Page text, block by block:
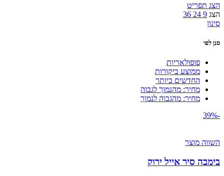
הצג תפריט
הצג 9
24
36
סינון
סנן לפי
פופולאריות
ממוצע ביקורות
החדשים ביותר
מחיר: מהנמוך לגבוה
מחיר: מהגבוה לנמוך
-39%
השווה מוצר
בימבה סיר אייל ירוק